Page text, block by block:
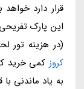
قرار دارد
این پارک
(در هزینه تور
کروز کمی خرید
به یاد ماندنی